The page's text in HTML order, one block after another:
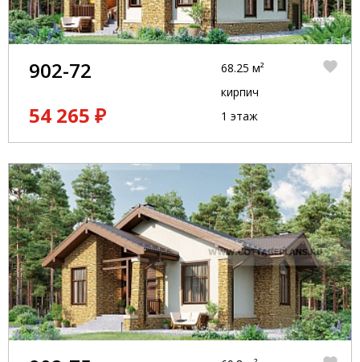
902-72
54 265 ₽
68.25 м²
кирпич
1 этаж